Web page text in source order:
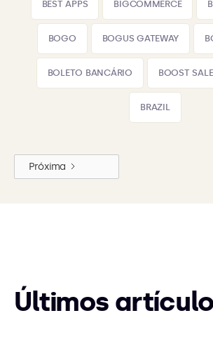
BEST APPS BIGCOMMERCE
BOGO BOGUS GATEWAY
BOLETO BANCÁRIO BOOST
BRAZIL
Próxima
Últimos